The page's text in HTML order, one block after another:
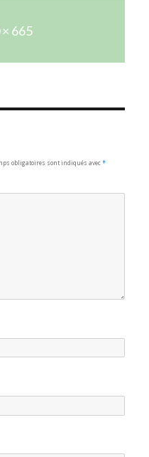
665
obligatoires sont indiqués avec*